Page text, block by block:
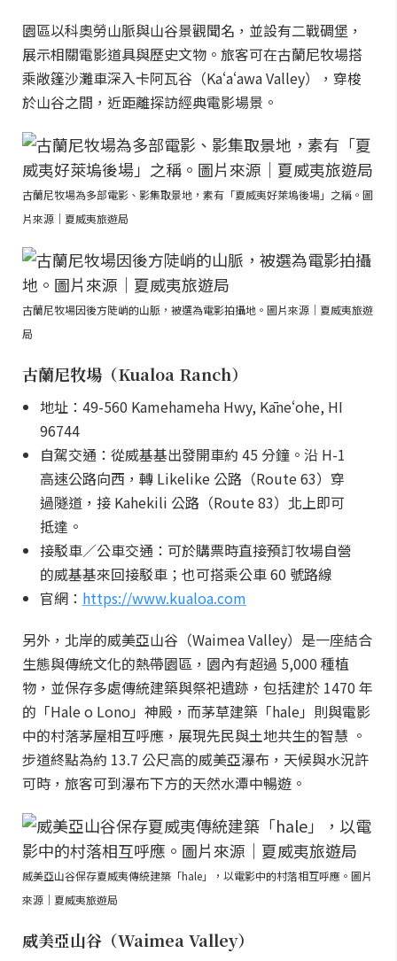
園區以科奧勞山脈與山谷景觀聞名，並設有二戰碉堡，
展示相關電影道具與歷史文物。旅客可在古蘭尼牧場搭
乘敞篷沙灘車深入卡阿瓦谷（Kaʻaʻawa Valley），穿梭
於山谷之間，近距離探訪經典電影場景。
古蘭尼牧場為多部電影、影集取景地，素有「夏威夷好萊塢後場」之稱。圖
片來源｜夏威夷旅遊局
古蘭尼牧場因後方陡峭的山脈，被選為電影拍攝地。圖片來源｜夏威夷旅遊
局
古蘭尼牧場（Kualoa Ranch）
地址：49-560 Kamehameha Hwy, Kāneʻohe, HI
96744
自駕交通：從威基基出發開車約 45 分鐘。沿 H-1
高速公路向西，轉 Likelike 公路（Route 63）穿
過隧道，接 Kahekili 公路（Route 83）北上即可
抵達。
接駁車／公車交通：可於購票時直接預訂牧場自營
的威基基來回接駁車；也可搭乘公車 60 號路線
官網： https://www.kualoa.com
另外，北岸的威美亞山谷（Waimea Valley）是一座結合
生態與傳統文化的熱帶園區，園內有超過 5,000 種植
物，並保存多處傳統建築與祭祀遺跡，包括建於 1470 年
的「Hale o Lono」神殿，而茅草建築「hale」則與電影
中的村落茅屋相互呼應，展現先民與土地共生的智慧 。
步道終點為約 13.7 公尺高的威美亞瀑布，天候與水況許
可時，旅客可到瀑布下方的天然水潭中暢遊。
威美亞山谷保存夏威夷傳統建築「hale」，以電影中的村落相互呼應。圖片
來源｜夏威夷旅遊局
威美亞山谷（Waimea Valley）